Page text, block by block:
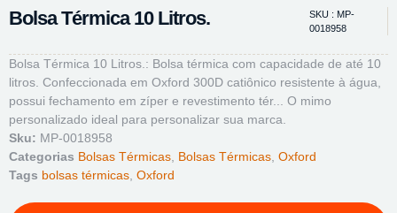
Bolsa Térmica 10 Litros.
SKU : MP-
0018958
Bolsa Térmica 10 Litros.: Bolsa térmica com capacidade de até 10
litros. Confeccionada em Oxford 300D catiônico resistente à água,
possui fechamento em zíper e revestimento tér... O mimo
personalizado ideal para personalizar sua marca.
Sku: MP-0018958
Categorias Bolsas Térmicas Bolsas Térmicas Oxford
Tags bolsas térmicas Oxford